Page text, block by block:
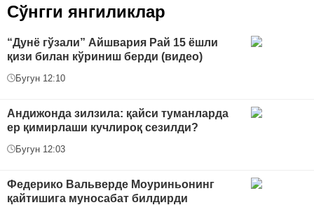
Сўнгги янгиликлар
“Дунё гўзали” Айшвария Рай 15 ёшли
қизи билан кўриниш берди (видео)
Бугун 12:10
Андижонда зилзила: қайси туманларда
ер қимирлаши кучлироқ сезилди?
Бугун 12:03
Федерико Вальверде Моуриньонинг
қайтишига муносабат билдирди